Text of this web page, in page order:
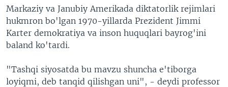
Markaziy va Janubiy Amerikada diktatorlik rejimlari
hukmron bo'lgan 1970-yillarda Prezident Jimmi
Karter demokratiya va inson huquqlari bayrog'ini
baland ko'tardi.
"Tashqi siyosatda bu mavzu shuncha e'tiborga
loyiqmi, deb tanqid qilishgan uni", - deydi professor